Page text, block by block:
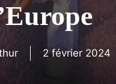
2 février 2024